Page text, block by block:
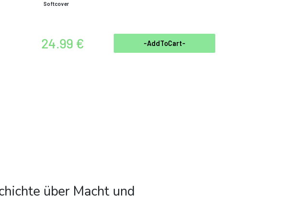
Softcover
24.99 € -AddToCart-
über Macht und